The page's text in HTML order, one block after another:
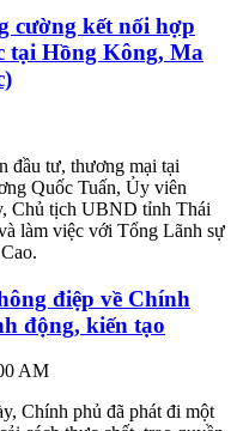
cường kết nối hợp
tại Hồng Kông, Ma
đầu tư, thương mại tại
Quốc Tuấn, Ủy viên
Chủ tịch UBND tỉnh Thái
làm việc với Tổng Lãnh sự
điệp về Chính
động, kiến tạo
AM
Chính phủ đã phát đi một